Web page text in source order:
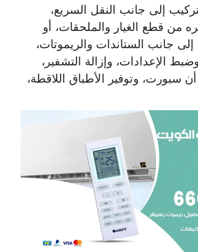
إلى جانب النقل السريع،
من قطع الغيار والملحقات، أو
إلى جانب الستاندات والريموتات،
الإعدادات، وإزالة التشفير،
سبورت، وتوفير الأطباق اللاقطة،